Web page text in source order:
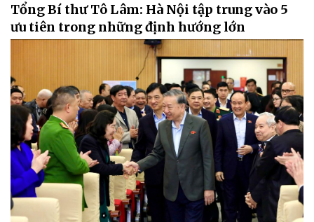
Tổng Bí thư Tô Lâm: Hà Nội tập trung vào 5
ưu tiên trong những định hướng lớn